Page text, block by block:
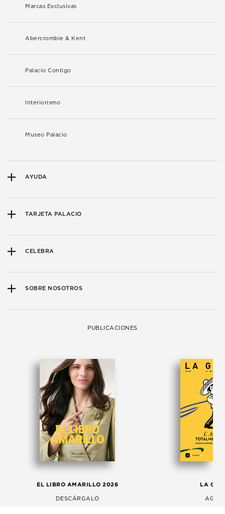
Marcas Exclusivas
Abercrombie & Kent
Palacio Contigo
Interiorismo
Museo Palacio
AYUDA
TARJETA PALACIO
CELEBRA
SOBRE NOSOTROS
PUBLICACIONES
EL LIBRO AMARILLO 2026
DESCÁRGALO
LA